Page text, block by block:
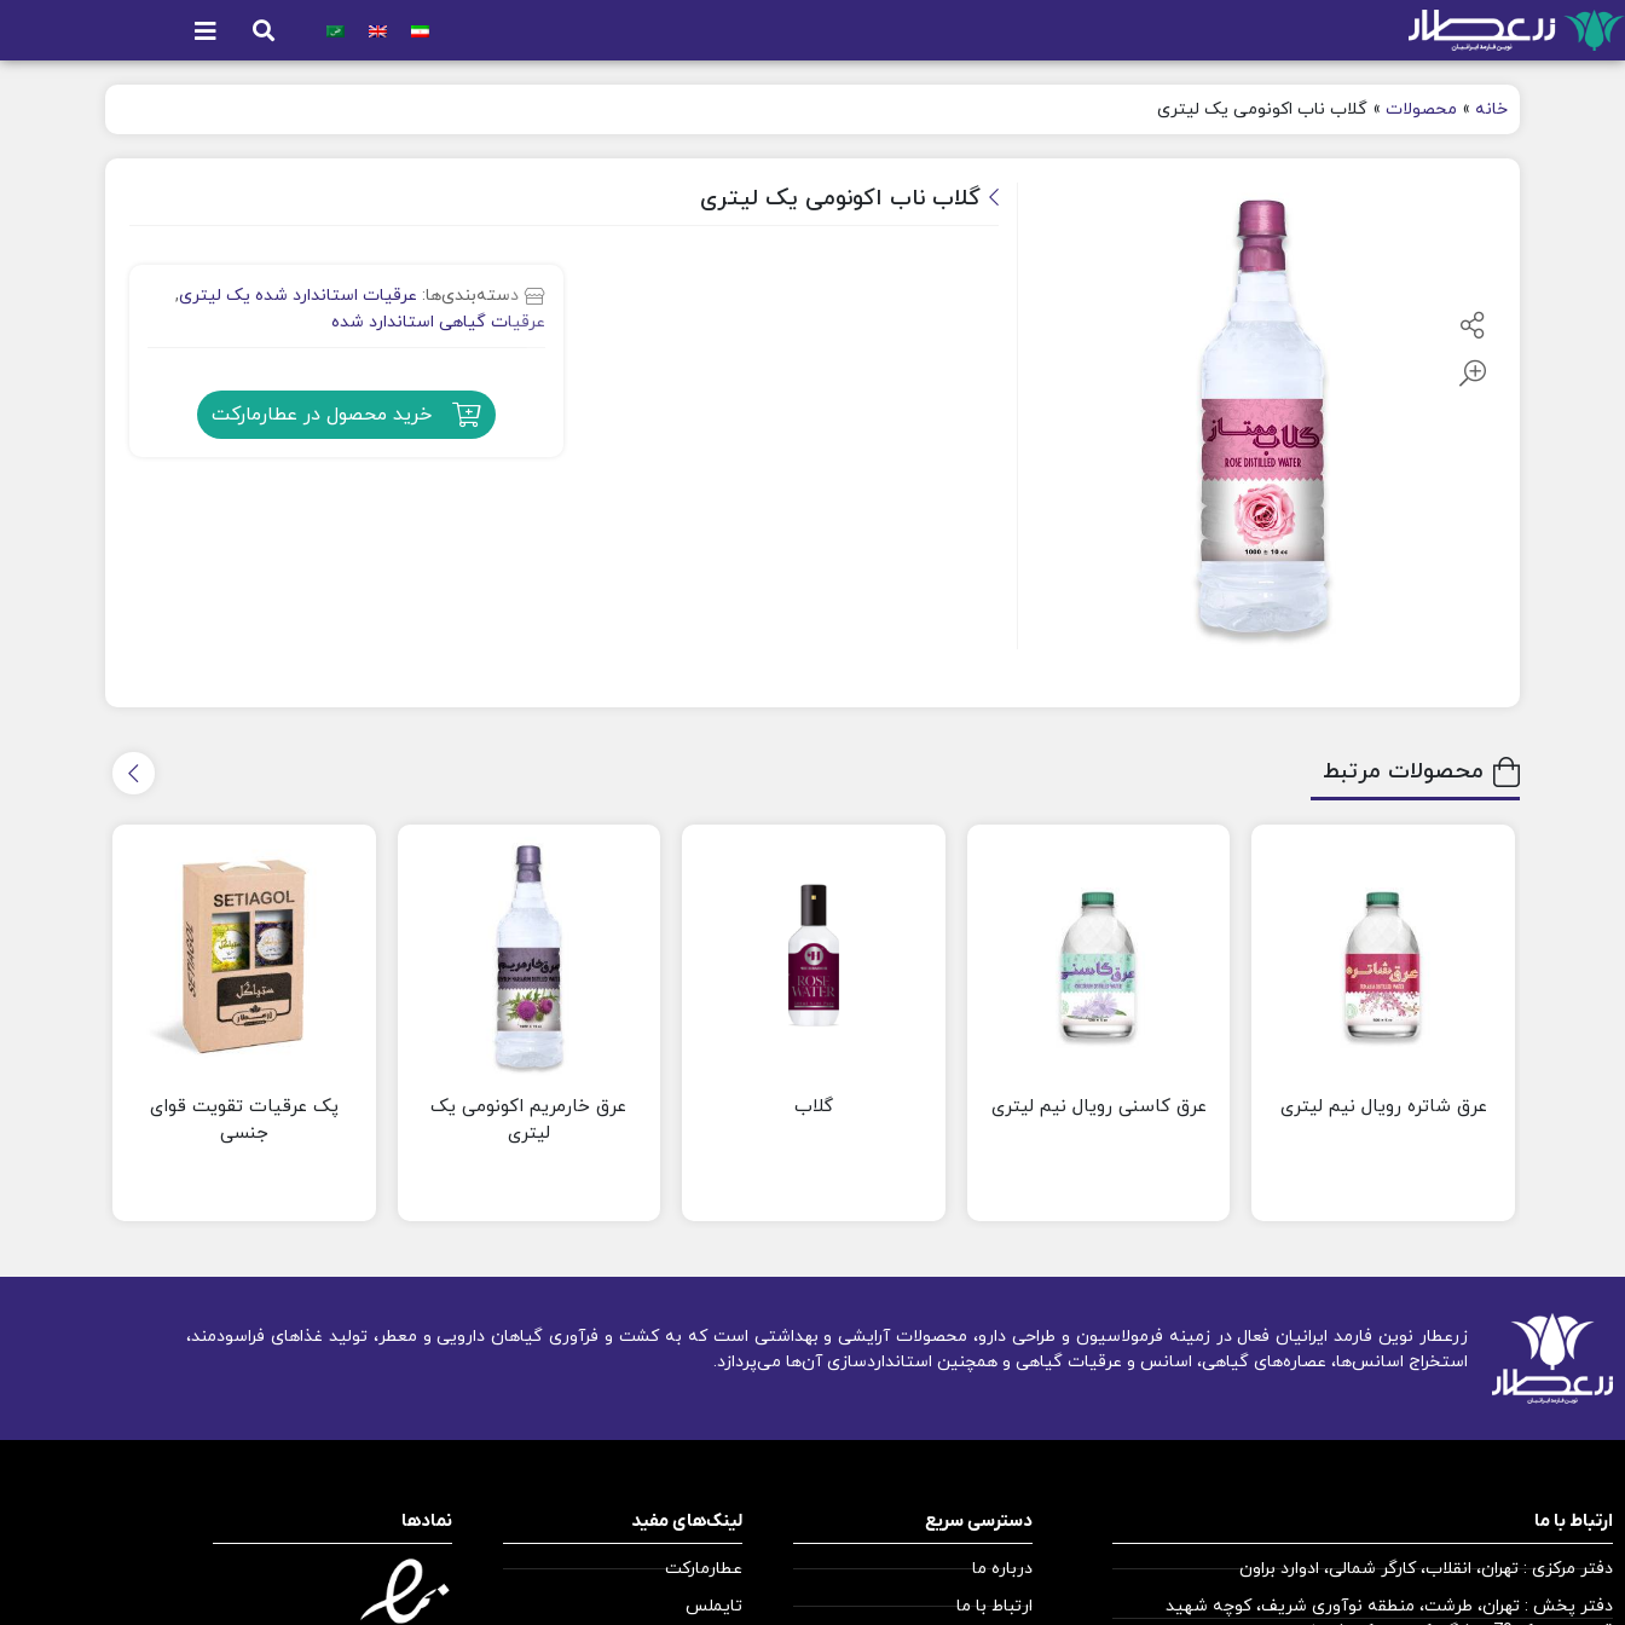
خانه » محصولات » گلاب ناب اکونومی یک لیتری
گلاب ناب اکونومی یک لیتری
دسته‌بندی‌ها: عرقیات استاندارد شده یک لیتری,
عرقیات گیاهی استاندارد شده
خرید محصول در عطارمارکت
محصولات مرتبط
عرق شاتره رویال نیم لیتری عرق کاسنی رویال نیم لیتری گلاب
عرق خارمریم اکونومی یک
لیتری
پک عرقیات تقویت قوای
جنسی
زرعطار نوین فارمد ایرانیان فعال در زمینه فرمولاسیون و طراحی دارو، محصولات آرایشی و بهداشتی است که به کشت و فرآوری گیاهان دارویی و معطر، تولید غذاهای فراسودمند،
استخراج اسانس‌ها، عصاره‌های گیاهی، اسانس و عرقیات گیاهی و همچنین استانداردسازی آن‌ها می‌پردازد.
ارتباط با ما
دفتر مرکزی : تهران، انقلاب، کارگر شمالی، ادوارد براون
دفتر پخش : تهران، طرشت، منطقه نوآوری شریف، کوچه شهید
دسترسی سریع
درباره ما
ارتباط با ما
لینک‌های مفید
عطارمارکت
تایملس
نمادها